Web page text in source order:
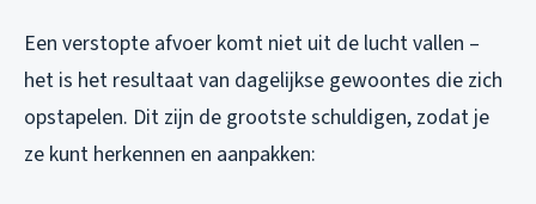
Een verstopte afvoer komt niet uit de lucht vallen –
het is het resultaat van dagelijkse gewoontes die zich
opstapelen. Dit zijn de grootste schuldigen, zodat je
ze kunt herkennen en aanpakken: